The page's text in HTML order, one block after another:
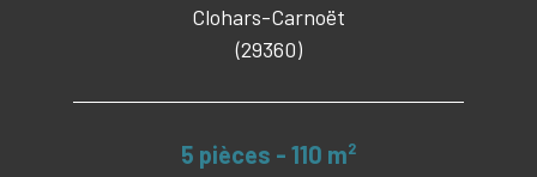
Clohars-Carnoët
(29360)
5 pièces - 110 m²